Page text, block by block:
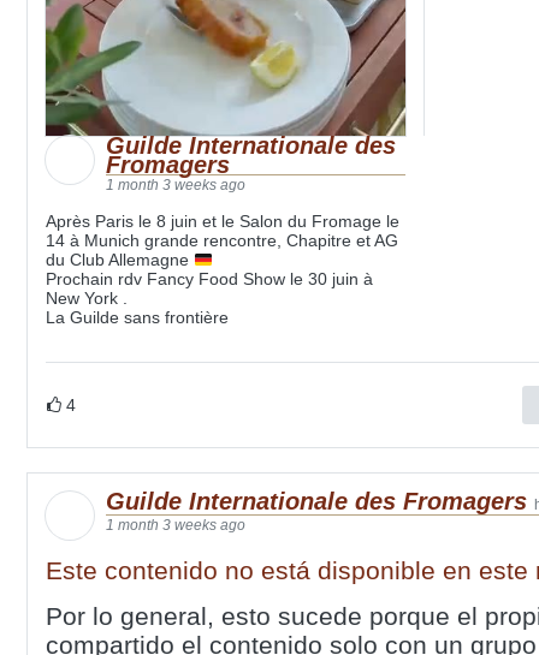
Guilde Internationale des
Fromagers
1 month 3 weeks ago
Après Paris le 8 juin et le Salon du Fromage le
14 à Munich grande rencontre, Chapitre et AG
du Club Allemagne
Prochain rdv Fancy Food Show le 30 juin à
New York .
La Guilde sans frontière
4
Guilde Internationale des Fromagers
1 month 3 weeks ago
Este contenido no está disponible en este
Por lo general, esto sucede porque el
compartido el contenido solo con un